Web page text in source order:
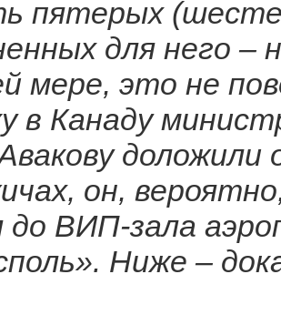
пятерых
для него –
мере, это не
в Канаду
доложили
он,
до ВИП-зала
Ниже –